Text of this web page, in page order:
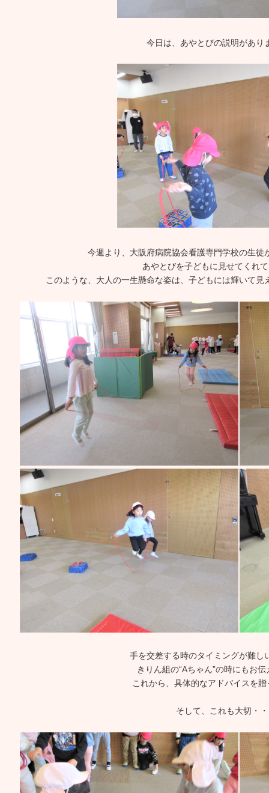
今日は、あやとびの説明があり
今週より、大阪府病院協会看護専門学校の生
あやとびを子どもに見せてくれ
このような、大人の一生懸命な姿は、子どもには輝いて
手を交差する時のタイミングが難し
きりん組の“Aちゃん”の時にもお
これから、具体的なアドバイスを
そして、これも大切・